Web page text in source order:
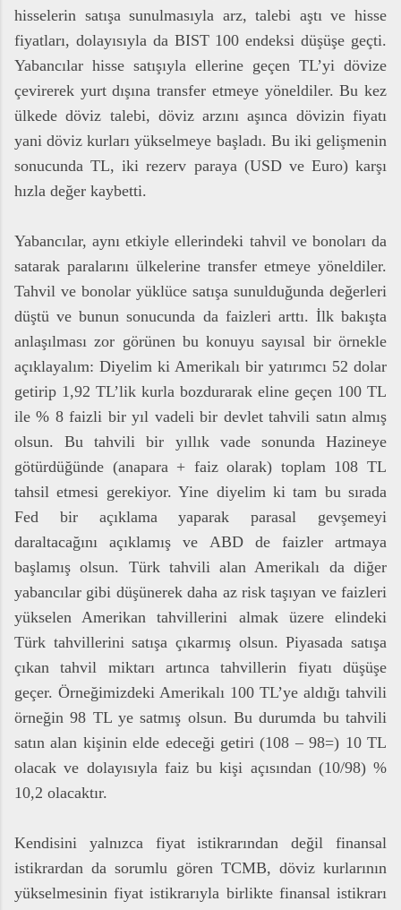
hisselerin satışa sunulmasıyla arz, talebi aştı ve hisse
fiyatları, dolayısıyla da BIST 100 endeksi düşüşe geçti.
Yabancılar hisse satışıyla ellerine geçen TL’yi dövize
çevirerek yurt dışına transfer etmeye yöneldiler. Bu kez
ülkede döviz talebi, döviz arzını aşınca dövizin fiyatı
yani döviz kurları yükselmeye başladı. Bu iki gelişmenin
sonucunda TL, iki rezerv paraya (USD ve Euro) karşı
hızla değer kaybetti.
Yabancılar, aynı etkiyle ellerindeki tahvil ve bonoları da
satarak paralarını ülkelerine transfer etmeye yöneldiler.
Tahvil ve bonolar yüklüce satışa sunulduğunda değerleri
düştü ve bunun sonucunda da faizleri arttı. İlk bakışta
anlaşılması zor görünen bu konuyu sayısal bir örnekle
açıklayalım: Diyelim ki Amerikalı bir yatırımcı 52 dolar
getirip 1,92 TL’lik kurla bozdurarak eline geçen 100 TL
ile % 8 faizli bir yıl vadeli bir devlet tahvili satın almış
olsun. Bu tahvili bir yıllık vade sonunda Hazineye
götürdüğünde (anapara + faiz olarak) toplam 108 TL
tahsil etmesi gerekiyor. Yine diyelim ki tam bu sırada
Fed bir açıklama yaparak parasal gevşemeyi
daraltacağını açıklamış ve ABD de faizler artmaya
başlamış olsun. Türk tahvili alan Amerikalı da diğer
yabancılar gibi düşünerek daha az risk taşıyan ve faizleri
yükselen Amerikan tahvillerini almak üzere elindeki
Türk tahvillerini satışa çıkarmış olsun. Piyasada satışa
çıkan tahvil miktarı artınca tahvillerin fiyatı düşüşe
geçer. Örneğimizdeki Amerikalı 100 TL’ye aldığı tahvili
örneğin 98 TL ye satmış olsun. Bu durumda bu tahvili
satın alan kişinin elde edeceği getiri (108 – 98=) 10 TL
olacak ve dolayısıyla faiz bu kişi açısından (10/98) %
10,2 olacaktır.
Kendisini yalnızca fiyat istikrarından değil finansal
istikrardan da sorumlu gören TCMB, döviz kurlarının
yükselmesinin fiyat istikrarıyla birlikte finansal istikrarı